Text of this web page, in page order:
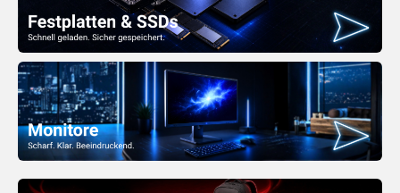
Mehr erfahren
Mehr erfahren